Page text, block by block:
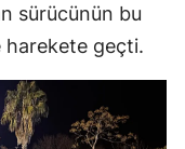
sürücünün bu
harekete geçti.